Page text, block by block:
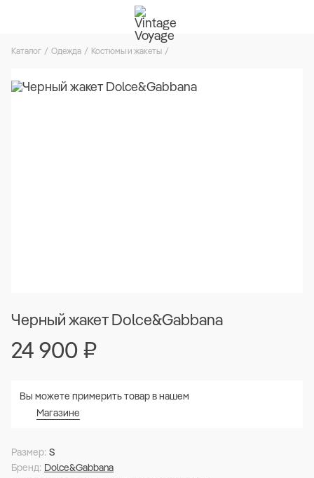
Каталог Одежда Костюмы и жакеты
Черный жакет Dolce&Gabbana
24 900 ₽
Вы можете примерить товар в нашем
Магазине
Бренд: Dolce&Gabbana
Размер: S